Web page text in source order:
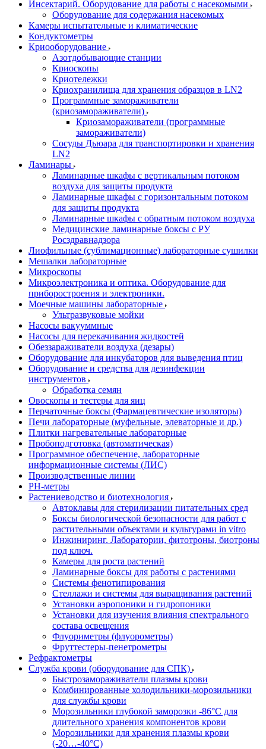
Инсектарий. Оборудование для работы с насекомыми
Оборудование для содержания насекомых
Камеры испытательные и климатические
Кондуктометры
Криооборудование
Азотдобывающие станции
Криоскопы
Криотележки
Криохранилища для хранения образцов в LN2
Программные замораживатели
(криозамораживатели)
Криозамораживатели (программные
замораживатели)
Сосуды Дьюара для транспортировки и хранения
LN2
Ламинары
Ламинарные шкафы с вертикальным потоком
воздуха для защиты продукта
Ламинарные шкафы с горизонтальным потоком
для защиты продукта
Ламинарные шкафы с обратным потоком воздуха
Медицинские ламинарные боксы с РУ
Росздравнадзора
Лиофильные (сублимационные) лабораторные сушилки
Мешалки лабораторные
Микроскопы
Микроэлектроника и оптика. Оборудование для
приборостроения и электроники.
Моечные машины лабораторные
Ультразвуковые мойки
Насосы вакууммные
Насосы для перекачивания жидкостей
Обеззараживатели воздуха (дезары)
Оборудование для инкубаторов для выведения птиц
Оборудование и средства для дезинфекции
инструментов
Обработка семян
Овоскопы и тестеры для яиц
Перчаточные боксы (Фармацевтические изоляторы)
Печи лабораторные (муфельные, элеваторные и др.)
Плитки нагревательные лабораторные
Пробоподготовка (автоматическая)
Программное обеспечение, лабораторные
информационные системы (ЛИС)
Производственные линии
РH-метры
Растениеводство и биотехнология
Автоклавы для стерилизации питательных сред
Боксы биологической безопасности для работ с
растительными объектами и культурами in vitro
Инжиниринг. Лаборатории, фитотроны, биотроны
под ключ.
Камеры для роста растений
Ламинарные боксы для работы с растениями
Системы фенотипирования
Стеллажи и системы для выращивания растений
Установки аэропоники и гидропоники
Установки для изучения влияния спектрального
состава освещения
Флуориметры (флуорометры)
Фруттестеры-пенетрометры
Рефрактометры
Служба крови (оборудование для СПК)
Быстрозамораживатели плазмы крови
Комбинированные холодильники-морозильники
для службы крови
Морозильники глубокой заморозки -86°С для
длительного хранения компонентов крови
Морозильники для хранения плазмы крови
(-20…-40°С)